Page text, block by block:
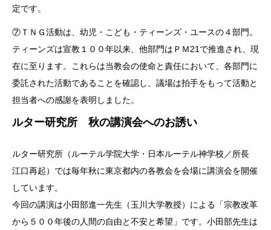
定です。
⑦ＴＮＧ活動は、幼児・こども・ティーンズ・ユースの４部門。
ティーンズは宣教１００年以来、他部門はＰＭ21で推進され、現
在に至ります。これらは当教会の使命と責任において、各部門に
委託された活動であることを確認し、議場は拍手をもって活動と
担当者への感謝を表明しました。
ルター研究所 秋の講演会へのお誘い
ルター研究所（ルーテル学院大学・日本ルーテル神学校／所長
江口再起）では毎年秋に東京都内の各教会を会場に講演会を開催
しています。
今回の講演は小田部進一先生（玉川大学教授）による「宗教改革
から５００年後の人間の自由と不安と希望」です。小田部先生は